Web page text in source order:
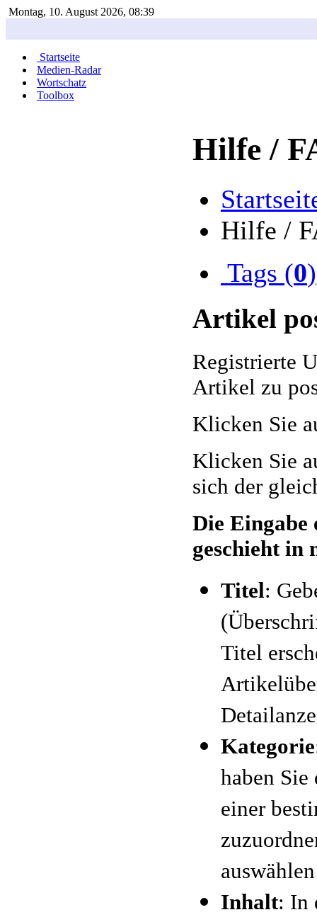
Montag, 10. August 2026, 08:39
Startseite
Medien-Radar
Wortschatz
Toolbox
Hilfe /
Hilfe /
Tags (0)
Artikel
Registrierte
Artikel zu
Klicken Sie
Klicken Sie
sich der
Die Eingabe
geschieht in
Titel:
Titel
Kategorie
haben
einer
Inhalt: In